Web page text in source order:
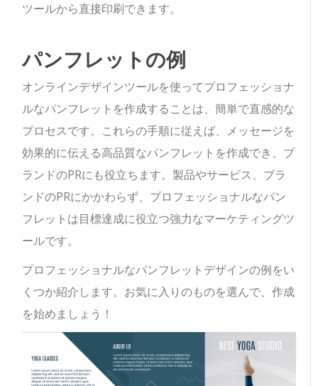
ツールから直接印刷できます。
パンフレットの例
オンラインデザインツールを使ってプロフェッショナ
ルなパンフレットを作成することは、簡単で直感的な
プロセスです。これらの手順に従えば、メッセージを
効果的に伝える高品質なパンフレットを作成でき、ブ
ランドのPRにも役立ちます。製品やサービス、ブラ
ンドのPRにかかわらず、プロフェッショナルなパン
フレットは目標達成に役立つ強力なマーケティングツ
ールです。
プロフェッショナルなパンフレットデザインの例をい
くつか紹介します。お気に入りのものを選んで、作成
を始めましょう！